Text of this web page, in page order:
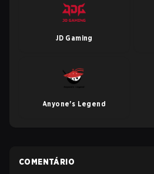
JD Gaming
Anyone's Legend
COMENTÁRIO